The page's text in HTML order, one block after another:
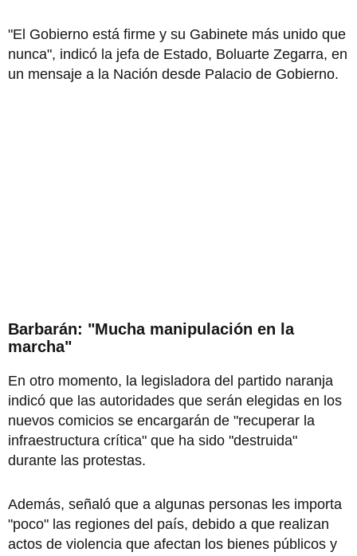
"El Gobierno está firme y su Gabinete más unido que
nunca", indicó la jefa de Estado, Boluarte Zegarra, en
un mensaje a la Nación desde Palacio de Gobierno.
Barbarán: "Mucha manipulación en la
marcha"
En otro momento, la legisladora del partido naranja
indicó que las autoridades que serán elegidas en los
nuevos comicios se encargarán de "recuperar la
infraestructura crítica" que ha sido "destruida"
durante las protestas.
Además, señaló que a algunas personas les importa
"poco" las regiones del país, debido a que realizan
actos de violencia que afectan los bienes públicos y